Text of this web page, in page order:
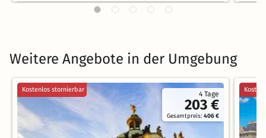
Weitere Angebote in der Umgebung
4 Tage
203 €
Gesamtpreis:406 €
Kostenlos stornierbar